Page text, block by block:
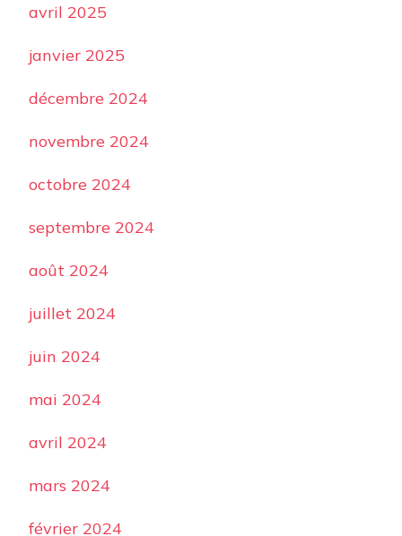
avril 2025
janvier 2025
décembre 2024
novembre 2024
octobre 2024
septembre 2024
août 2024
juillet 2024
juin 2024
mai 2024
avril 2024
mars 2024
février 2024